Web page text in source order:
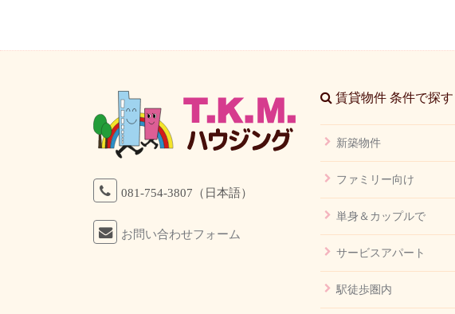
081-754-3807（日本語）
お問い合わせフォーム
賃貸物件 条件で探す
新築物件
ファミリー向け
単身＆カップルで
サービスアパート
駅徒歩圏内